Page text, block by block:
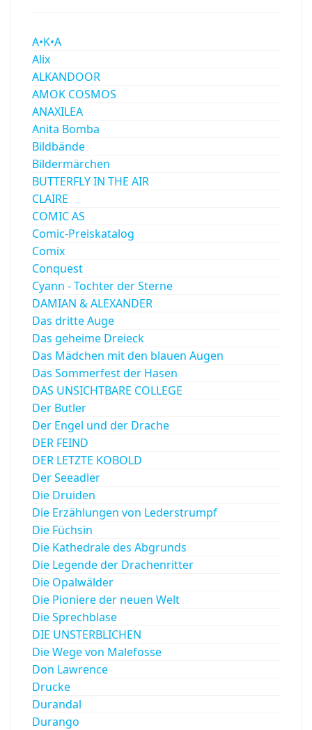
A•K•A
Alix
ALKANDOOR
AMOK COSMOS
ANAXILEA
Anita Bomba
Bildbände
Bildermärchen
BUTTERFLY IN THE AIR
CLAIRE
COMIC AS
Comic-Preiskatalog
Comix
Conquest
Cyann - Tochter der Sterne
DAMIAN & ALEXANDER
Das dritte Auge
Das geheime Dreieck
Das Mädchen mit den blauen Augen
Das Sommerfest der Hasen
DAS UNSICHTBARE COLLEGE
Der Butler
Der Engel und der Drache
DER FEIND
DER LETZTE KOBOLD
Der Seeadler
Die Druiden
Die Erzählungen von Lederstrumpf
Die Füchsin
Die Kathedrale des Abgrunds
Die Legende der Drachenritter
Die Opalwälder
Die Pioniere der neuen Welt
Die Sprechblase
DIE UNSTERBLICHEN
Die Wege von Malefosse
Don Lawrence
Drucke
Durandal
Durango